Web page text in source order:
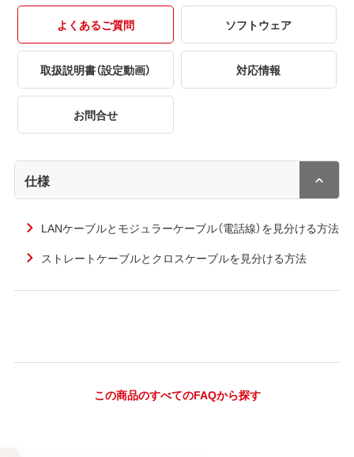
よくあるご質問 ソフトウェア
取扱説明書（設定動画） 対応情報
お問合せ
仕様
LANケーブルとモジュラーケーブル（電話線）を見分ける方法
ストレートケーブルとクロスケーブルを見分ける方法
この商品のすべてのFAQから探す